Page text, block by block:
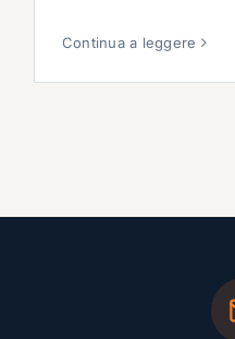
Continua a leggere